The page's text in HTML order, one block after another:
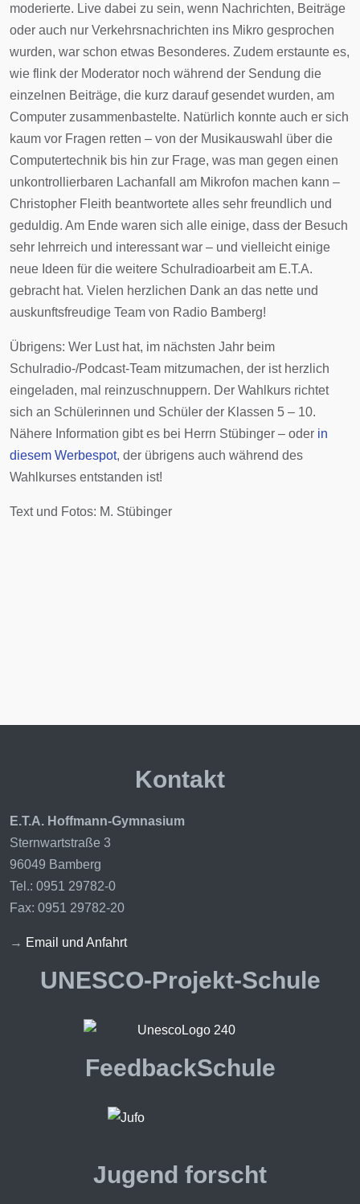
moderierte. Live dabei zu sein, wenn Nachrichten, Beiträge
oder auch nur Verkehrsnachrichten ins Mikro gesprochen
wurden, war schon etwas Besonderes. Zudem erstaunte es,
wie flink der Moderator noch während der Sendung die
einzelnen Beiträge, die kurz darauf gesendet wurden, am
Computer zusammenbastelte. Natürlich konnte auch er sich
kaum vor Fragen retten – von der Musikauswahl über die
Computertechnik bis hin zur Frage, was man gegen einen
unkontrollierbaren Lachanfall am Mikrofon machen kann –
Christopher Fleith beantwortete alles sehr freundlich und
geduldig. Am Ende waren sich alle einige, dass der Besuch
sehr lehrreich und interessant war – und vielleicht einige
neue Ideen für die weitere Schulradioarbeit am E.T.A.
gebracht hat. Vielen herzlichen Dank an das nette und
auskunftsfreudige Team von Radio Bamberg!
Übrigens: Wer Lust hat, im nächsten Jahr beim
Schulradio-/Podcast-Team mitzumachen, der ist herzlich
eingeladen, mal reinzuschnuppern. Der Wahlkurs richtet
sich an Schülerinnen und Schüler der Klassen 5 – 10.
Nähere Information gibt es bei Herrn Stübinger – oder in
diesem Werbespot, der übrigens auch während des
Wahlkurses entstanden ist!
Text und Fotos: M. Stübinger
Kontakt
E.T.A. Hoffmann-Gymnasium
Sternwartstraße 3
96049 Bamberg
Tel.: 0951 29782-0
Fax: 0951 29782-20
→ Email und Anfahrt
UNESCO-Projekt-Schule
FeedbackSchule
Jugend forscht